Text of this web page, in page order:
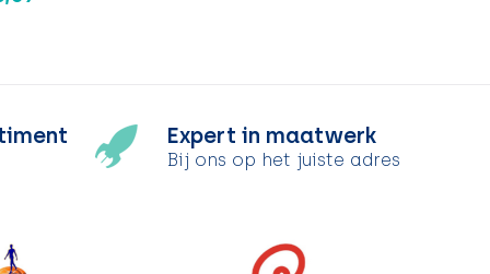
Expert in maatwerk
Bij ons op het juiste adres